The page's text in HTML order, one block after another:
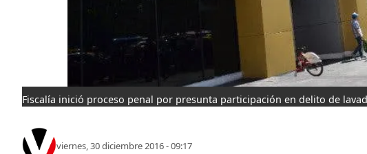
Fiscalía inició proceso penal por presunta participación en delito de
viernes, 30 diciembre 2016 - 09:17